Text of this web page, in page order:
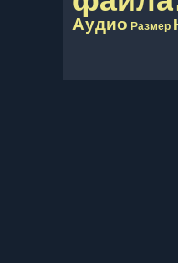
Аудио Размер